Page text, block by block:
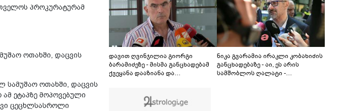
05:52
მამას ესაუბრება?
"2008 წელს საქართველო გადავარჩინეთ - აი,
2012 წლის "გამარჯვება" ვინც იზეიმეთ, სწორედ
ეგ იყო ქართული ისტორიული კატასტროფა და
რაც რუსმა ჯარით ვერ აიღო, შიდა ღალატით
გაინაღდა" - რას წერს მიხეილ სააკაშვილი
პროკურატურამ
ოთახში, დაცვის
სამუშაო ოთახში, დაცვის
ეტაპზე მოპოვებული
ცეცხლსასროლი
დავით ღვინჯილია გიორგი
ბარამიძეზე - მისმა განცხადებამ
ქვეყანა დააზიანა და
ნიკა გვარამია ირაკლი კობახიძის
განცხადებაზე - აი, ეს არის
სამშობლოს ღალატი -